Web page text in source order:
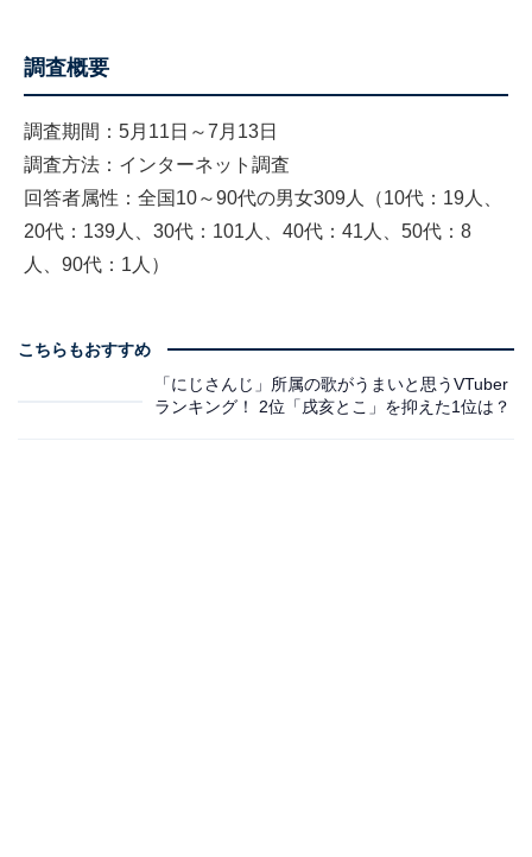
調査概要
調査期間：5月11日～7月13日
調査方法：インターネット調査
回答者属性：全国10～90代の男女309人（10代：19人、
20代：139人、30代：101人、40代：41人、50代：8
人、90代：1人）
こちらもおすすめ
「にじさんじ」所属の歌がうまいと思うVTuber
ランキング！ 2位「戌亥とこ」を抑えた1位は？